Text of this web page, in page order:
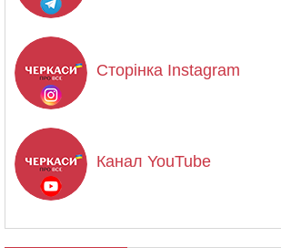
Сторінка Instagram
Канал YouTube